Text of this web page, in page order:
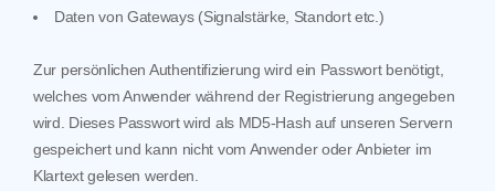
Daten von Gateways (Signalstärke, Standort etc.)
Zur persönlichen Authentifizierung wird ein Passwort benötigt,
welches vom Anwender während der Registrierung angegeben
wird. Dieses Passwort wird als MD5-Hash auf unseren Servern
gespeichert und kann nicht vom Anwender oder Anbieter im
Klartext gelesen werden.